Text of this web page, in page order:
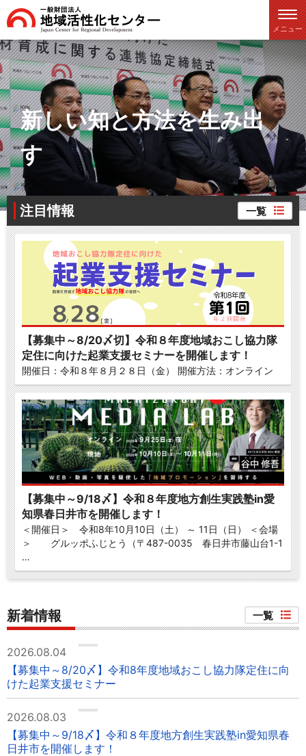
メニュー
新しい知と方法を生み出
す
注目情報 一覧
【募集中～8/20〆切】令和８年度地域おこし協力隊
定住に向けた起業支援セミナーを開催します！
開催日：令和８年８月２８日（金） 開催方法：オンライン
【募集中～9/18〆】令和８年度地方創生実践塾in愛
知県春日井市を開催します！
＜開催日＞ 令和8年10月10日（土） ～ 11日（日） ＜会場
＞ グルッポふじとう（〒487-0035 春日井市藤山台1-1
…
新着情報 一覧
2026.08.04
【募集中～8/20〆】令和8年度地域おこし協力隊定住に向
けた起業支援セミナー
2026.08.03
【募集中～9/18〆】令和８年度地方創生実践塾in愛知県春
日井市を開催します！